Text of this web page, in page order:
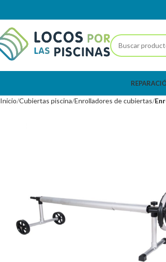
Inicio Cubiertas piscina Enrolladores de cubiertas